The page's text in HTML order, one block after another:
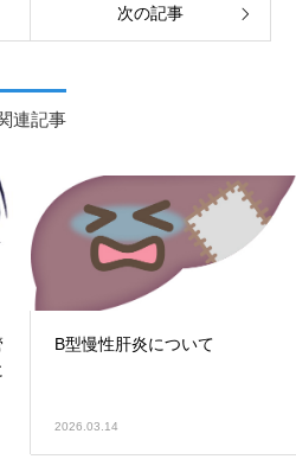
次の記事
連記事
B型慢性肝炎について
2026.03.14